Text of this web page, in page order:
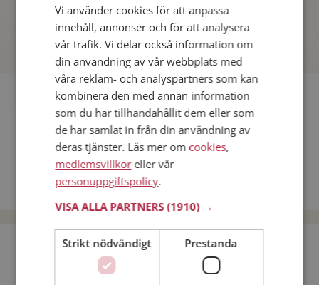
Fler singlar
Fler singelkvinnor från Köping :Susn,Kentina,Helen
Män från Köping
Dejta kvinnor i Sverige
Dejta män i Sverige
Bli medlem utan kostnad!
Vi använder cookies för att anpassa
innehåll, annonser och för att analysera
vår trafik. Vi delar också information om
din användning av vår webbplats med
våra reklam- och analyspartners som kan
kombinera den med annan information
som du har tillhandahållit dem eller som
de har samlat in från din användning av
deras tjänster. Läs mer om cookies,
medlemsvillkoreller vår
personuppgiftspolicy.
VISA ALLA PARTNERS(1910) →
Strikt nödvändigt Prestanda